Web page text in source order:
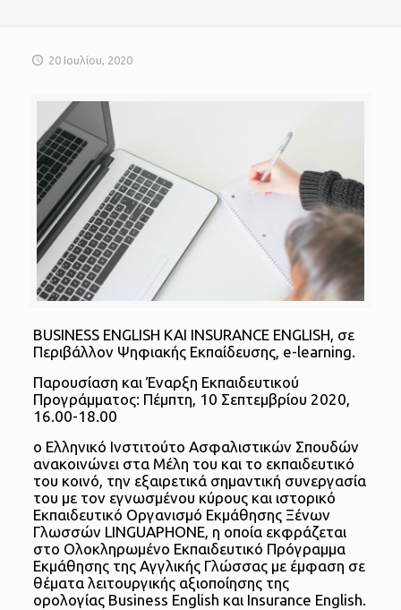
20 Ιουλίου, 2020
BUSINESS ENGLISH ΚΑΙ INSURANCE ENGLISH, σε
Περιβάλλον Ψηφιακής Εκπαίδευσης, e-learning.
Παρουσίαση και Έναρξη Εκπαιδευτικού
Προγράμματος: Πέμπτη, 10 Σεπτεμβρίου 2020,
16.00-18.00
ο Ελληνικό Ινστιτούτο Ασφαλιστικών Σπουδών
ανακοινώνει στα Μέλη του και το εκπαιδευτικό
του κοινό, την εξαιρετικά σημαντική συνεργασία
του με τον εγνωσμένου κύρους και ιστορικό
Εκπαιδευτικό Οργανισμό Εκμάθησης Ξένων
Γλωσσών LINGUAPHONE, η οποία εκφράζεται
στο Ολοκληρωμένο Εκπαιδευτικό Πρόγραμμα
Εκμάθησης της Αγγλικής Γλώσσας με έμφαση σε
θέματα λειτουργικής αξιοποίησης της
ορολογίας Business English και Insurance English.